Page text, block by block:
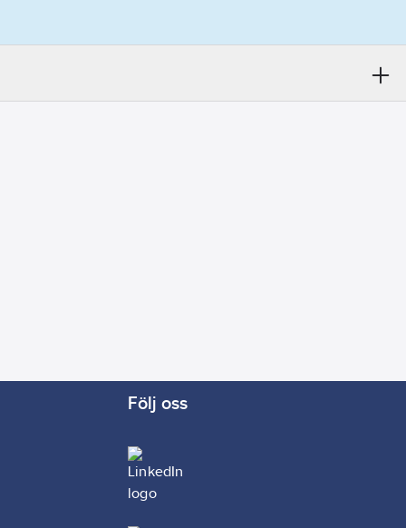
Följ oss